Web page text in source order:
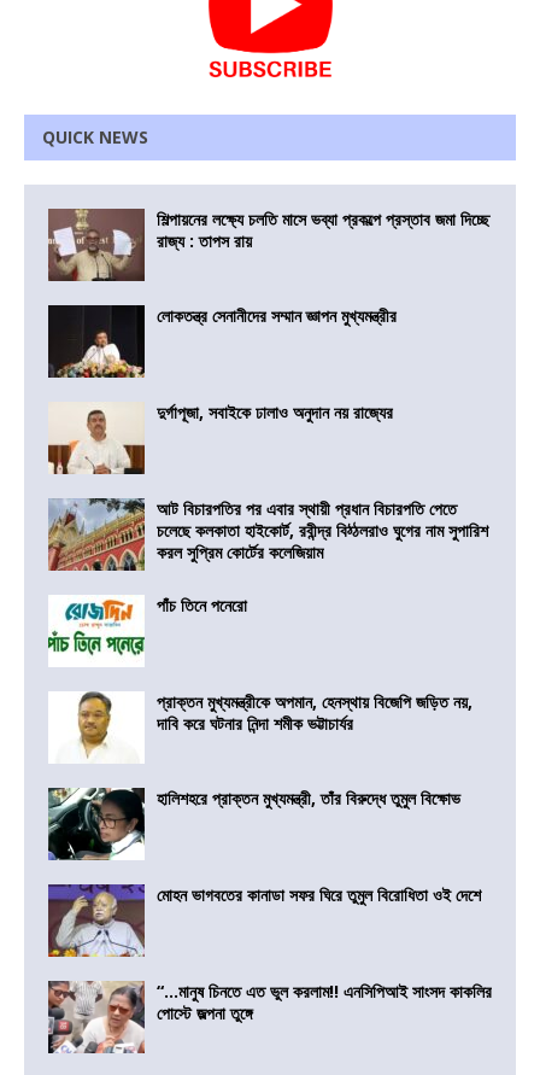
QUICK NEWS
শিল্পায়নের লক্ষ্যে চলতি মাসে ভব্যা প্রকল্পে প্রস্তাব জমা দিচ্ছে
রাজ্য : তাপস রায়
লোকতন্ত্র সেনানীদের সম্মান জ্ঞাপন মুখ্যমন্ত্রীর
দুর্গাপূজা, সবাইকে ঢালাও অনুদান নয় রাজ্যের
আট বিচারপতির পর এবার স্থায়ী প্রধান বিচারপতি পেতে
চলেছে কলকাতা হাইকোর্ট, রবীন্দ্র বিঠ্ঠলরাও ঘুগের নাম সুপারিশ
করল সুপ্রিম কোর্টের কলেজিয়াম
পাঁচ তিনে পনেরো
প্রাক্তন মুখ্যমন্ত্রীকে অপমান, হেনস্থায় বিজেপি জড়িত নয়,
দাবি করে ঘটনার নিন্দা শমীক ভট্টাচার্যর
হালিশহরে প্রাক্তন মুখ্যমন্ত্রী, তাঁর বিরুদ্ধে তুমুল বিক্ষোভ
মোহন ভাগবতের কানাডা সফর ঘিরে তুমুল বিরোধিতা ওই দেশে
“…মানুষ চিনতে এত ভুল করলাম!! এনসিপিআই সাংসদ কাকলির
পোস্টে জল্পনা তুঙ্গে